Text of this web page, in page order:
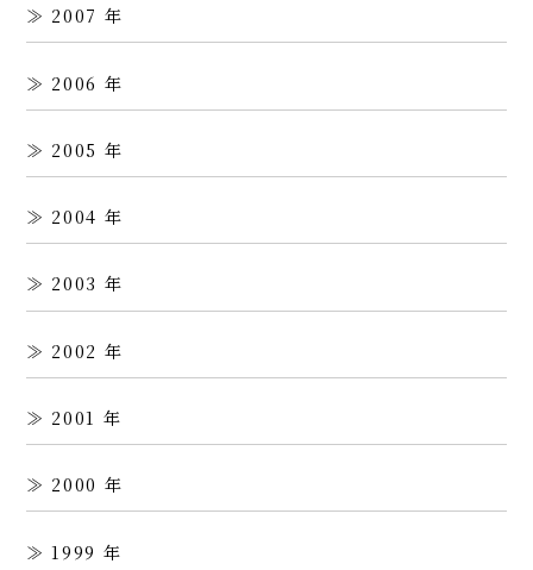
2007
2006
2005
2004
2003
2002
2001
2000
1999